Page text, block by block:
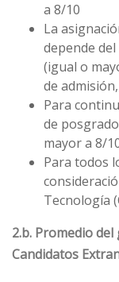
a 8/10
La
depende
(igual o
de
Para
de
mayor a 8/
Para todos
Tecnología
2.b. Promedio
Candidatos